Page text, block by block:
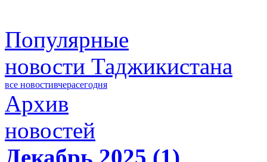
Популярные
новости Таджикистана
все новостивчерасегодня
Архив
новостей